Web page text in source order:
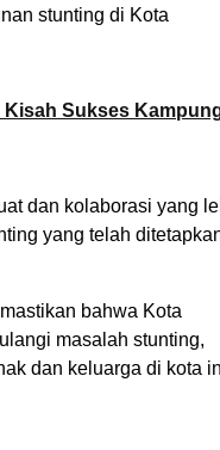
stunting di Kota
Kisah Sukses
dan kolaborasi yang
yang telah
bahwa Kota
masalah stunting,
dan keluarga di kota